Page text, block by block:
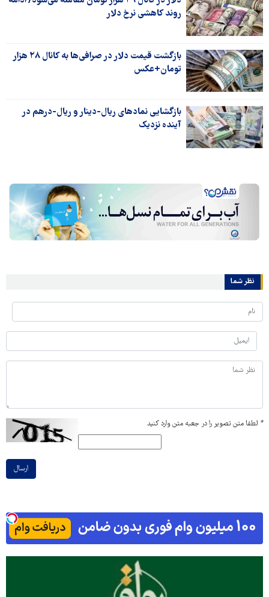
روند کاهشی نرخ دلار
بازگشت قیمت دلار در صرافی‌ها به کانال ۲۸ هزار
تومان+عکس
بازگشایی نمادهای ریال-دینار و ریال-درهم در
آینده نزدیک
نظر شما
* لطفا متن تصویر را در جعبه متن وارد کنید
ارسال